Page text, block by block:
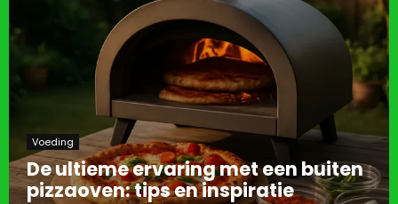
Voeding
De ultieme ervaring met een buiten
pizzaoven: tips en inspiratie